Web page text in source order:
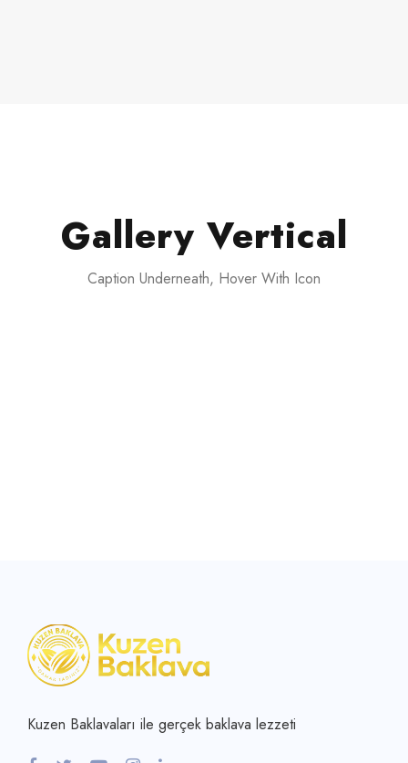
Gallery Vertical
Caption Underneath, Hover With Icon
Kuzen Baklavaları ile gerçek baklava lezzeti